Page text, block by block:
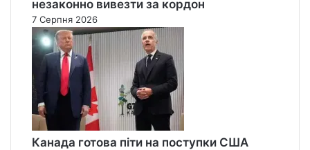
незаконно вивезти за кордон
7 Серпня 2026
Канада готова піти на поступки США